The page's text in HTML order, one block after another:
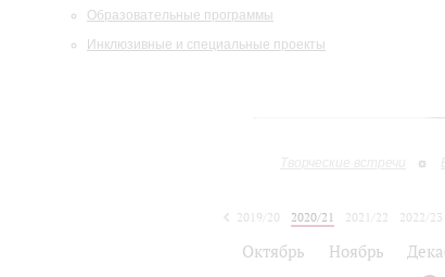
Образовательные программы
Инклюзивные и специальные проекты
Творческие встречи
2019/20 2020/21 2021/22 2022/23
Октябрь Ноябрь